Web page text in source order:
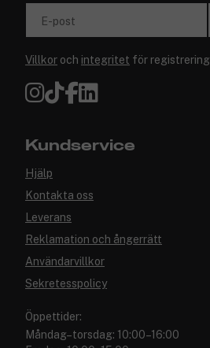
E-post
Villkor och integritet för registrering
Kundservice
Hjälp
Kontakta oss
Leverans
Reklamation och ångerrätt
Användarvillkor
Sekretesspolicy
Öppettider:
Måndag–torsdag: 10:00–16:00